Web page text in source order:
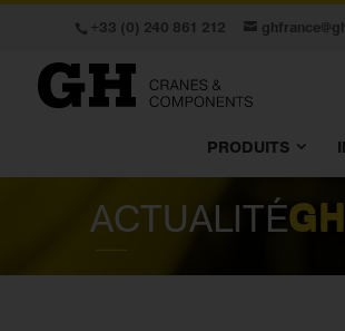
+33 (0) 240 861 212
PRODUITS
ACTUALITÉGH